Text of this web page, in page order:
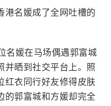
港名媛成了全网吐槽的
名媛在马场偶遇郭富城
并晒到社交平台上。照
红衣同行好友修得皮肤
的郭富城和 方媛却完全